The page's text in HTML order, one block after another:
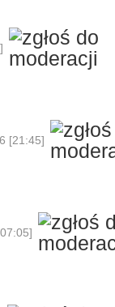
[21:45]